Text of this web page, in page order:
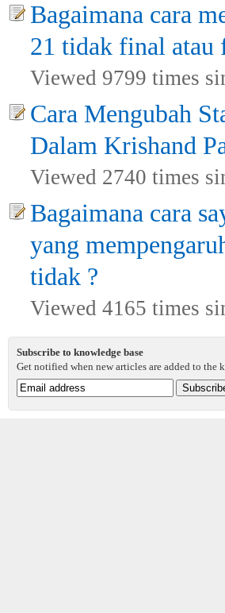
Bagaimana cara
21 tidak final atau
Viewed 9799 times
Cara Mengubah
Dalam Krishand
Viewed 2740 times
Bagaimana cara
yang
tidak ?
Viewed 4165 times
Subscribe to knowledge base
Get notified when new articles are added to the